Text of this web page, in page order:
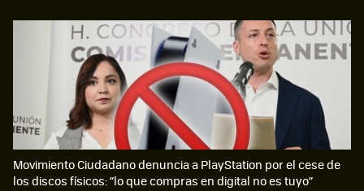
Movimiento Ciudadano denuncia a PlayStation por el cese de
los discos físicos: “lo que compras en digital no es tuyo”